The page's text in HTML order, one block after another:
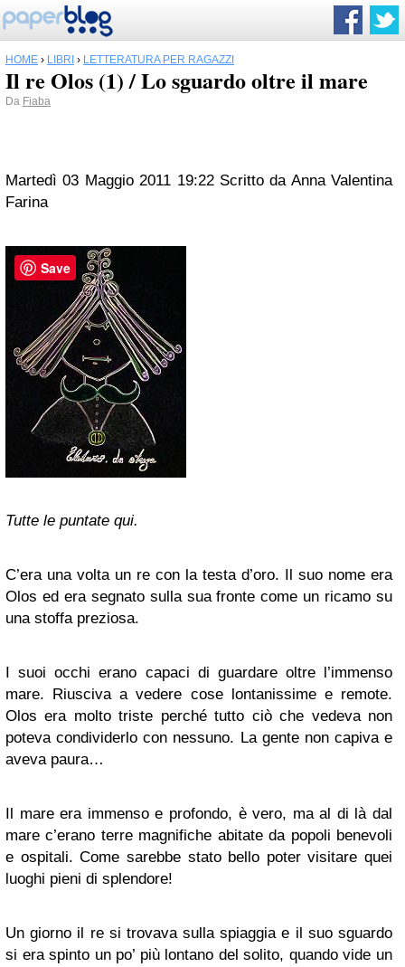
HOME › LIBRI › LETTERATURA PER RAGAZZI
Il re Olos (1) / Lo sguardo oltre il mare
Da Fiaba
Martedì 03 Maggio 2011 19:22 Scritto da Anna Valentina
Farina
Tutte le puntate qui.
C’era una volta un re con la testa d’oro. Il suo nome era
Olos ed era segnato sulla sua fronte come un ricamo su
una stoffa preziosa.
I suoi occhi erano capaci di guardare oltre l’immenso
mare. Riusciva a vedere cose lontanissime e remote.
Olos era molto triste perché tutto ciò che vedeva non
poteva condividerlo con nessuno. La gente non capiva e
aveva paura…
Il mare era immenso e profondo, è vero, ma al di là dal
mare c’erano terre magnifiche abitate da popoli benevoli
e ospitali. Come sarebbe stato bello poter visitare quei
luoghi pieni di splendore!
Un giorno il re si trovava sulla spiaggia e il suo sguardo
si era spinto un po’ più lontano del solito, quando vide un
Save